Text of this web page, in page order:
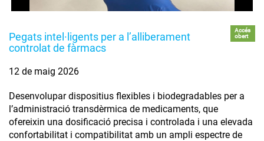
Pegats intel·ligents per a l’alliberament
controlat de fàrmacs
Accés
obert
12 de maig 2026
Desenvolupar dispositius flexibles i biodegradables per a
l’administració transdèrmica de medicaments, que
ofereixin una dosificació precisa i controlada i una elevada
confortabilitat i compatibilitat amb un ampli espectre de